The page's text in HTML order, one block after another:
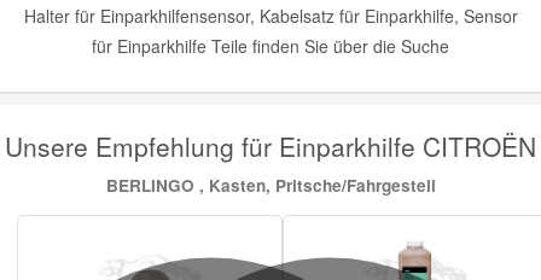
Halter für Einparkhilfensensor, Kabelsatz für Einparkhilfe, Sensor
für Einparkhilfe Teile finden Sie über die Suche
Unsere Empfehlung für Einparkhilfe CITROËN
BERLINGO , Kasten, Pritsche/Fahrgestell